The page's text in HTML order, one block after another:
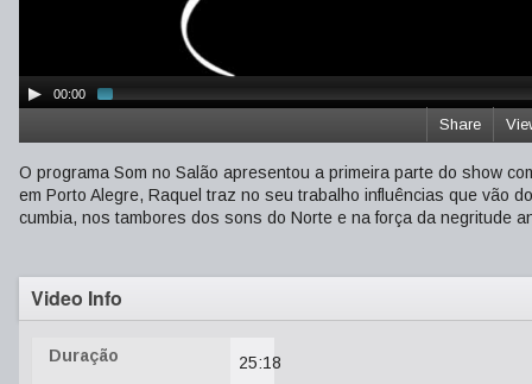
00:00
Share
O programa Som no Salão apresentou a primeira parte do show
em Porto Alegre, Raquel traz no seu trabalho influências que vão
cumbia, nos tambores dos sons do Norte e na força da negritude
Video Info
Duração 25:18